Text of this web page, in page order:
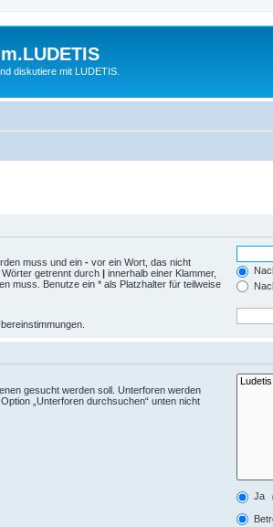
diskutiere mit LUDETIS.
muss und ein - vor ein Wort, das nicht
getrennt durch | innerhalb einer Klammer,
muss. Benutze ein * als Platzhalter für teilweise
gesucht werden soll. Unterforen werden
„Unterforen durchsuchen“ unten nicht
Ja